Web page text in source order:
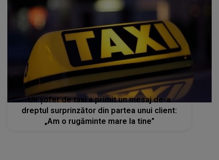
Un șofer de taxi a primit un mesaj de-a
dreptul surprinzător din partea unui client:
„Am o rugăminte mare la tine”